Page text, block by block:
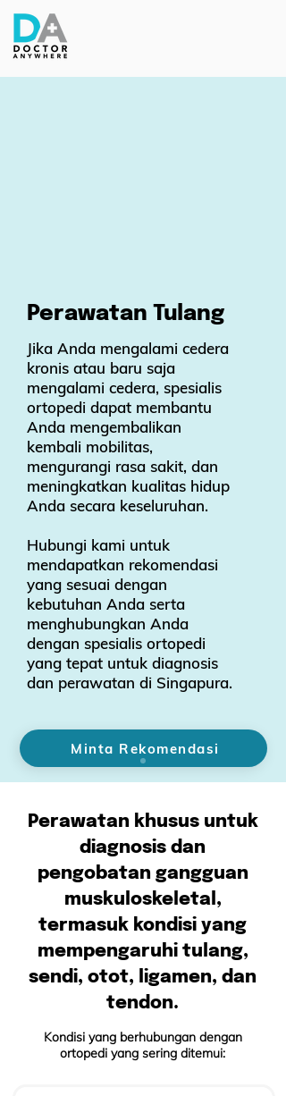
Perawatan Tulang
Jika Anda mengalami cedera
kronis atau baru saja
mengalami cedera, spesialis
ortopedi dapat membantu
Anda mengembalikan
kembali mobilitas,
mengurangi rasa sakit, dan
meningkatkan kualitas hidup
Anda secara keseluruhan.
Hubungi kami untuk
mendapatkan rekomendasi
yang sesuai dengan
kebutuhan Anda serta
menghubungkan Anda
dengan spesialis ortopedi
yang tepat untuk diagnosis
dan perawatan di Singapura.
Minta Rekomendasi
Perawatan khusus untuk
diagnosis dan
pengobatan gangguan
muskuloskeletal,
termasuk kondisi yang
mempengaruhi tulang,
sendi, otot, ligamen, dan
tendon.
Kondisi yang berhubungan dengan
ortopedi yang sering ditemui: